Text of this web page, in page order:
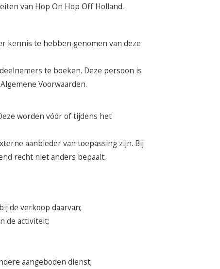
van Hop On Hop Off Holland.
kennis te hebben genomen van deze
te boeken. Deze persoon is
Voorwaarden.
worden vóór of tijdens het
aanbieder van toepassing zijn. Bij
recht niet anders bepaalt.
de verkoop daarvan;
de activiteit;
aangeboden dienst;